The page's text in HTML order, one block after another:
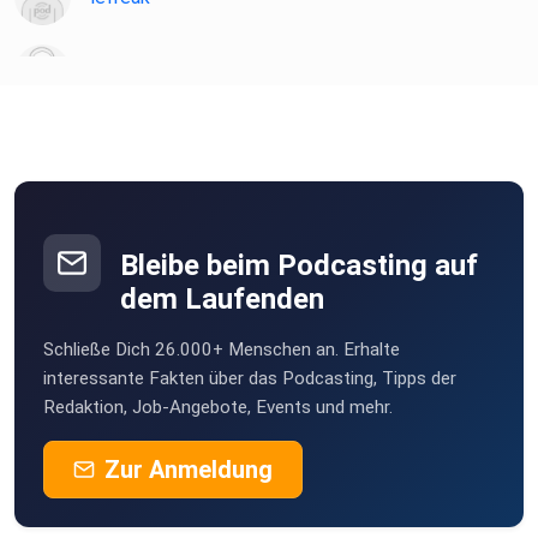
Hier geht es zur SPIEGEL Akademie.
Informationen zu unserer Datenschutzerklärung.
Mesner
Berlin
StefanieBG
Buddel003
Dortmund
Bleibe beim Podcasting auf
dem Laufenden
Schließe Dich 26.000+ Menschen an. Erhalte
interessante Fakten über das Podcasting, Tipps der
Redaktion, Job-Angebote, Events und mehr.
Zur Anmeldung